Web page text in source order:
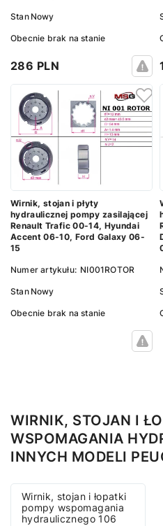
Stan Nowy
Obecnie brak na stanie
286 PLN
Wirnik, stojan i płyty
hydraulicznej pompy zasilającej
Renault Trafic 00-14, Hyundai
Accent 06-10, Ford Galaxy 06-
15
Numer artykułu: NI001ROTOR
Stan Nowy
Obecnie brak na stanie
WIRNIK, STOJAN I
WSPOMAGANIA
INNYCH MODELI
Wirnik, stojan i łopatki
pompy wspomagania
hydraulicznego 106